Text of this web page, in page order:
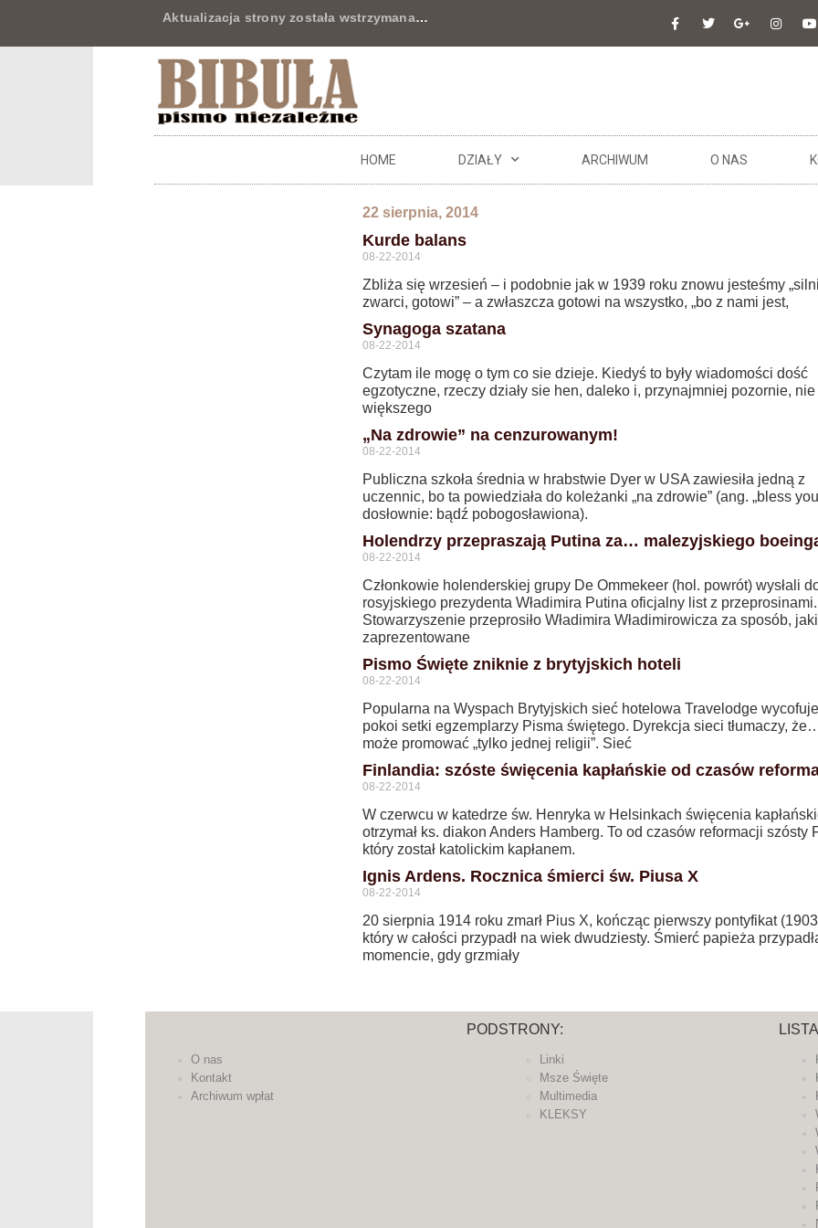
Aktualizacja strony została wstrzymana…
HOME DZIAŁY ARCHIWUM O NAS
22 sierpnia, 2014
Kurde balans
08-22-2014
Zbliża się wrzesień – i podobnie jak w 1939 roku znowu jesteśmy
zwarci, gotowi” – a zwłaszcza gotowi na wszystko, „bo z nami jest,
Synagoga szatana
08-22-2014
Czytam ile mogę o tym co sie dzieje. Kiedyś to były wiadomości dość
egzotyczne, rzeczy działy sie hen, daleko i, przynajmniej pozornie, nie
większego
„Na zdrowie” na cenzurowanym!
08-22-2014
Publiczna szkoła średnia w hrabstwie Dyer w USA zawiesiła jedną z
uczennic, bo ta powiedziała do koleżanki „na zdrowie” (ang. „bless
dosłownie: bądź pobogosławiona).
Holendrzy przepraszają Putina za… malezyjskiego
08-22-2014
Członkowie holenderskiej grupy De Ommekeer (hol. powrót) wysłali
rosyjskiego prezydenta Władimira Putina oficjalny list z przeprosinami.
Stowarzyszenie przeprosiło Władimira Władimirowicza za sposób, jaki
zaprezentowane
Pismo Święte zniknie z brytyjskich hoteli
08-22-2014
Popularna na Wyspach Brytyjskich sieć hotelowa Travelodge
pokoi setki egzemplarzy Pisma świętego. Dyrekcja sieci tłumaczy,
może promować „tylko jednej religii”. Sieć
Finlandia: szóste święcenia kapłańskie od czasów
08-22-2014
W czerwcu w katedrze św. Henryka w Helsinkach święcenia
otrzymał ks. diakon Anders Hamberg. To od czasów reformacji szósty
który został katolickim kapłanem.
Ignis Ardens. Rocznica śmierci św. Piusa X
08-22-2014
20 sierpnia 1914 roku zmarł Pius X, kończąc pierwszy pontyfikat
który w całości przypadł na wiek dwudziesty. Śmierć papieża
momencie, gdy grzmiały
O nas
Kontakt
Archiwum wpłat
PODSTRONY:
Linki
Msze Święte
Multimedia
KLEKSY